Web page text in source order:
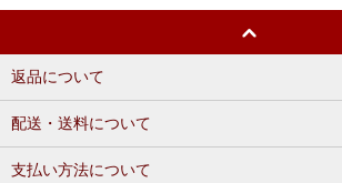
返品について
配送・送料について
支払い方法について